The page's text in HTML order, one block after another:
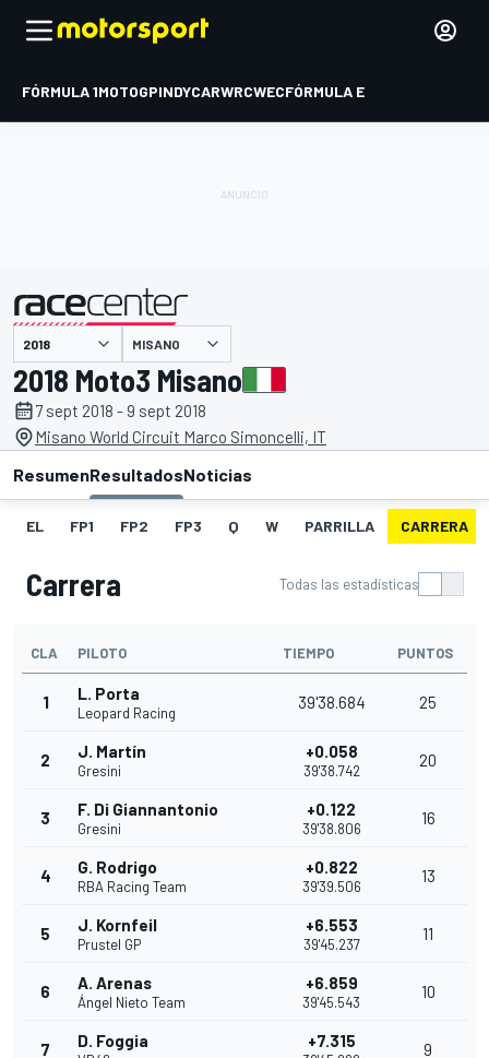
FÓRMULA 1MOTOGPINDYCARWRCWECFÓRMULA E
presentado por MISANO
2018 Moto3 Misano
7 sept 2018 - 9 sept 2018
Misano World Circuit Marco Simoncelli, IT
ResumenResultadosNoticias
EL FP1 FP2 FP3 Q W PARRILLA CARRERA
Carrera Todas las estadísticas
CLA PILOTO TIEMPO PUNTOS
1 L. Porta
Leopard Racing
39'38.684 25
2 J. Martín
Gresini
+0.058
39'38.742
20
3 F. Di Giannantonio
Gresini
+0.122
39'38.806
16
4 G. Rodrigo
RBA Racing Team
+0.822
39'39.506
13
5 J. Kornfeil
Prustel GP
+6.553
39'45.237
11
6 A. Arenas
Ángel Nieto Team
+6.859
39'45.543
10
7 D. Foggia +7.315 9